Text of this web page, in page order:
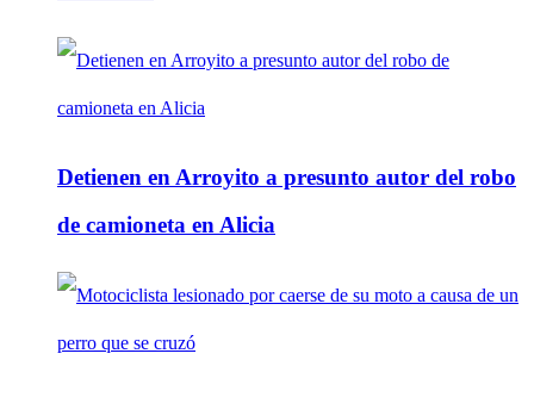
Detienen en Arroyito a presunto autor del robo
de camioneta en Alicia